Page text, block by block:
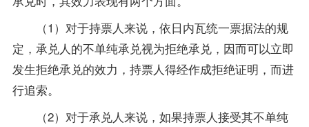
（1）对于持票人来说，依日内瓦统一票据法的规
定，承兑人的不单纯承兑视为拒绝承兑，因而可以立即
发生拒绝承兑的效力，持票人得经作成拒绝证明，而进
行追索。
（2）对于承兑人来说，如果持票人接受其不单纯